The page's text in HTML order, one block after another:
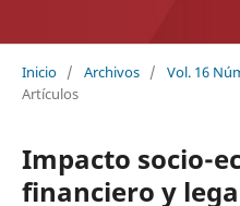
Inicio / Archivos / Vol. 16
Artículos
Impacto socio-
financiero y